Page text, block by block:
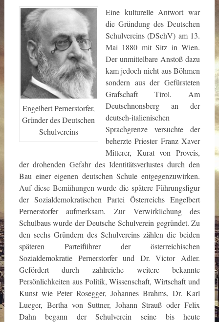
Engelbert Pernerstorfer,
Gründer des Deutschen
Schulvereins
Eine kulturelle Antwort war
die Gründung des Deutschen
Schulvereins (DSchV) am 13.
Mai 1880 mit Sitz in Wien.
Der unmittelbare Anstoß dazu
kam jedoch nicht aus Böhmen
sondern aus der Gefürsteten
Grafschaft Tirol. Am
Deutschnonsberg an der
deutsch-italienischen
Sprachgrenze versuchte der
beherzte Priester Franz Xaver
Mitterer, Kurat von Proveis,
der drohenden Gefahr des Identitätsverlustes durch den
Bau einer eigenen deutschen Schule entgegenzuwirken.
Auf diese Bemühungen wurde die spätere Führungsfigur
der Sozialdemokratischen Partei Österreichs Engelbert
Pernerstorfer aufmerksam. Zur Verwirklichung des
Schulbaus wurde der Deutsche Schulverein gegründet. Zu
den sechs Gründern des Schulvereins zählen die beiden
späteren Parteiführer der österreichischen
Sozialdemokratie Pernerstorfer und Dr. Victor Adler.
Gefördert durch zahlreiche weitere bekannte
Persönlichkeiten aus Politik, Wissenschaft, Wirtschaft und
Kunst wie Peter Rosegger, Johannes Brahms, Dr. Karl
Lueger, Bertha von Suttner, Johann Strauß oder Felix
Dahn begann der Schulverein seine bis heute